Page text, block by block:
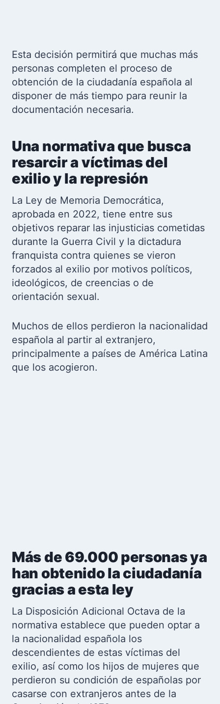
Esta decisión permitirá que muchas más
personas completen el proceso de
obtención de la ciudadanía española al
disponer de más tiempo para reunir la
documentación necesaria.
Una normativa que busca
resarcir a víctimas del
exilio y la represión
La Ley de Memoria Democrática,
aprobada en 2022, tiene entre sus
objetivos reparar las injusticias cometidas
durante la Guerra Civil y la dictadura
franquista contra quienes se vieron
forzados al exilio por motivos políticos,
ideológicos, de creencias o de
orientación sexual.
Muchos de ellos perdieron la nacionalidad
española al partir al extranjero,
principalmente a países de América Latina
que los acogieron.
Más de 69.000 personas ya
han obtenido la ciudadanía
gracias a esta ley
La Disposición Adicional Octava de la
normativa establece que pueden optar a
la nacionalidad española los
descendientes de estas víctimas del
exilio, así como los hijos de mujeres que
perdieron su condición de españolas por
casarse con extranjeros antes de la